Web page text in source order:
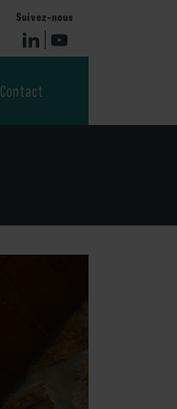
Suivez-nous
Contact